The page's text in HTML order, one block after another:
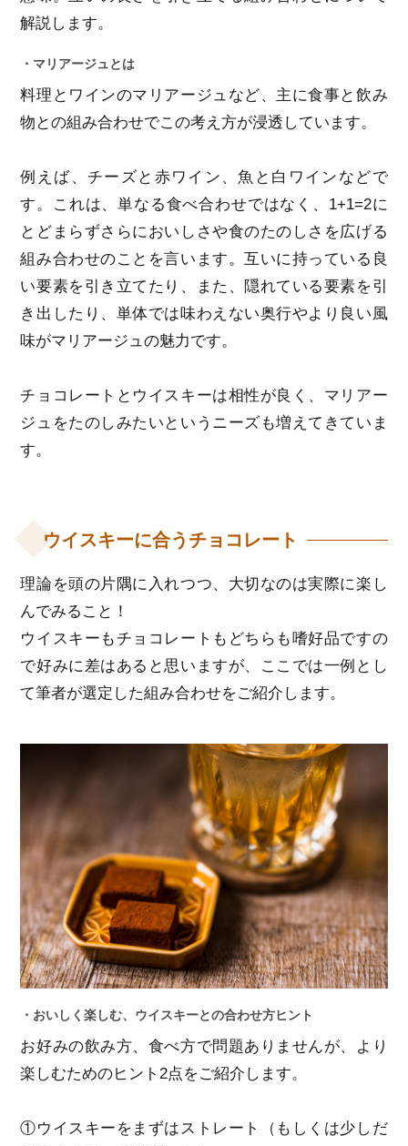
解説します。
・マリアージュとは
料理とワインのマリアージュなど、主に食事と飲み
物との組み合わせでこの考え方が浸透しています。
例えば、チーズと赤ワイン、魚と白ワインなどで
す。これは、単なる食べ合わせではなく、1+1=2に
とどまらずさらにおいしさや食のたのしさを広げる
組み合わせのことを言います。互いに持っている良
い要素を引き立てたり、また、隠れている要素を引
き出したり、単体では味わえない奥行やより良い風
味がマリアージュの魅力です。
チョコレートとウイスキーは相性が良く、マリアー
ジュをたのしみたいというニーズも増えてきていま
す。
ウイスキーに合うチョコレート
理論を頭の片隅に入れつつ、大切なのは実際に楽し
んでみること！
ウイスキーもチョコレートもどちらも嗜好品ですの
で好みに差はあると思いますが、ここでは一例とし
て筆者が選定した組み合わせをご紹介します。
・おいしく楽しむ、ウイスキーとの合わせ方ヒント
お好みの飲み方、食べ方で問題ありませんが、より
楽しむためのヒント2点をご紹介します。
①ウイスキーをまずはストレート（もしくは少しだ